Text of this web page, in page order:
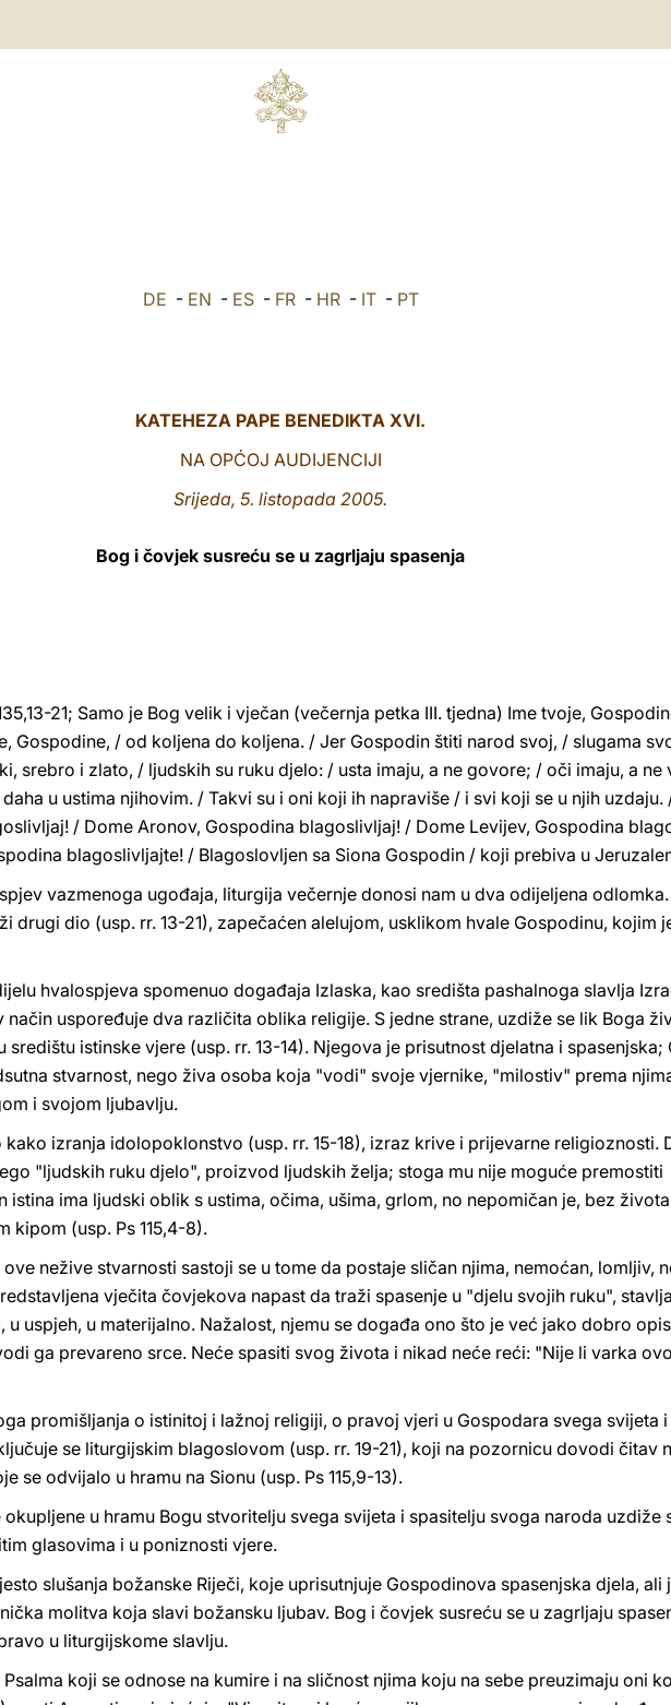
DE - EN - ES- FR- HR- IT- PT
KATEHEZA PAPE BENEDIKTA XVI.
NA OPĆOJ AUDIJENCIJI
Srijeda, 5. listopada 2005.
Bog i čovjek susreću se u zagrljaju spasenja
21; Samo je Bog velik i vječan (večernja petka III. tjedna) Ime tvoje,
Gospodine, / od koljena do koljena. / Jer Gospodin štiti narod svoj, / slugama
srebro i zlato, / ljudskih su ruku djelo: / usta imaju, a ne govore; / oči imaju, a ne
u ustima njihovim. / Takvi su i oni koji ih napraviše / i svi koji se u njih uzdaju.
/ Dome Aronov, Gospodina blagoslivljaj! / Dome Levijev, Gospodina
blagoslivljajte! / Blagoslovljen sa Siona Gospodin / koji prebiva u
vazmenoga ugođaja, liturgija večernje donosi nam u dva odijeljena
drugi dio (usp. rr. 13-21), zapečaćen alelujom, usklikom hvale Gospodinu, kojim
hvalospjeva spomenuo događaja Izlaska, kao središta pashalnoga slavlja
način uspoređuje dva različita oblika religije. S jedne strane, uzdiže se lik Boga
središtu istinske vjere (usp. rr. 13-14). Njegova je prisutnost djelatna i spasenjska;
stvarnost, nego živa osoba koja "vodi" svoje vjernike, "milostiv" prema
i svojom ljubavlju.
kako izranja idolopoklonstvo (usp. rr. 15-18), izraz krive i prijevarne religioznosti.
"ljudskih ruku djelo", proizvod ljudskih želja; stoga mu nije moguće premostiti
istina ima ljudski oblik s ustima, očima, ušima, grlom, no nepomičan je, bez
kipom (usp. Ps 115,4-8).
nežive stvarnosti sastoji se u tome da postaje sličan njima, nemoćan, lomljiv,
vječita čovjekova napast da traži spasenje u "djelu svojih ruku",
u uspjeh, u materijalno. Nažalost, njemu se događa ono što je već jako dobro
ga prevareno srce. Neće spasiti svog života i nikad neće reći: "Nije li varka
promišljanja o istinitoj i lažnoj religiji, o pravoj vjeri u Gospodara svega svijeta
se liturgijskim blagoslovom (usp. rr. 19-21), koji na pozornicu dovodi čitav
se odvijalo u hramu na Sionu (usp. Ps 115,9-13).
u hramu Bogu stvoritelju svega svijeta i spasitelju svoga naroda uzdiže
glasovima i u poniznosti vjere.
slušanja božanske Riječi, koje uprisutnjuje Gospodinova spasenjska djela, ali
molitva koja slavi božansku ljubav. Bog i čovjek susreću se u zagrljaju
u liturgijskome slavlju.
koji se odnose na kumire i na sličnost njima koju na sebe preuzimaju oni